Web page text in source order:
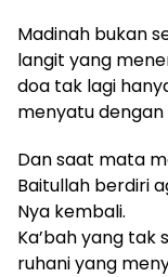
Madinah bukan
langit yang
doa tak lagi
menyatu
Dan saat mata
Baitullah berdiri
Nya kembali.
Ka’bah yang
ruhani yang